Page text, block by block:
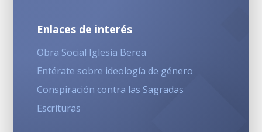
Enlaces de interés
Obra Social Iglesia Berea
Entérate sobre ideología de género
Conspiración contra las Sagradas
Escrituras